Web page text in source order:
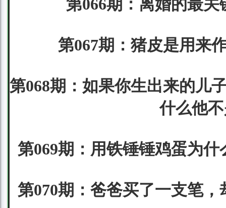
第066期：离婚的最
第067期：猪皮是用来
第068期：如果你生出来的儿
什么他
第069期：用铁锤锤鸡蛋为
第070期：爸爸买了一支笔